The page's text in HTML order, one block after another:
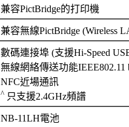
兼容PictBridge的打印機
兼容無線PictBridge (Wireless
數碼連接埠 (支援Hi-Speed
無線網絡傳送功能IEEE802.11
NFC近場通訊
^ 只支援2.4GHz頻譜
NB-11LH電池